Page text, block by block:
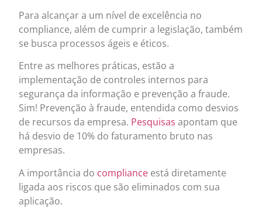
Para alcançar a um nível de excelência no
compliance, além de cumprir a legislação, também
se busca processos ágeis e éticos.
Entre as melhores práticas, estão a
implementação de controles internos para
segurança da informação e prevenção a fraude.
Sim! Prevenção à fraude, entendida como desvios
de recursos da empresa. Pesquisas apontam que
há desvio de 10% do faturamento bruto nas
empresas.
A importância do compliance está diretamente
ligada aos riscos que são eliminados com sua
aplicação.